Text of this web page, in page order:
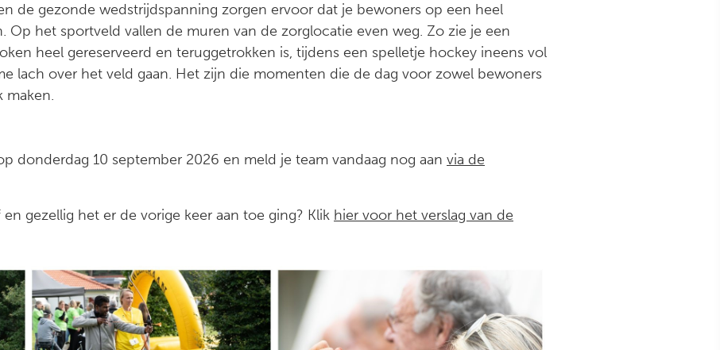
de gezonde wedstrijdspanning zorgen ervoor dat je bewoners op een heel
Op het sportveld vallen de muren van de zorglocatie even weg. Zo zie je een
heel gereserveerd en teruggetrokken is, tijdens een spelletje hockey ineens vol
lach over het veld gaan. Het zijn die momenten die de dag voor zowel bewoners
maken.
donderdag 10 september 2026 en meld je team vandaag nog aan via de
gezellig het er de vorige keer aan toe ging? Klik hier voor het verslag van de